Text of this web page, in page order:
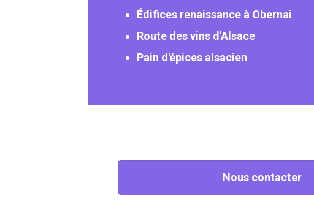
Édifices renaissance à Obernai
Route des vins d'Alsace
Pain d'épices alsacien
Nous contacter